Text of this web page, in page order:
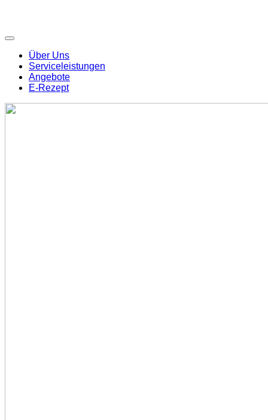
Über Uns
Serviceleistungen
Angebote
E-Rezept